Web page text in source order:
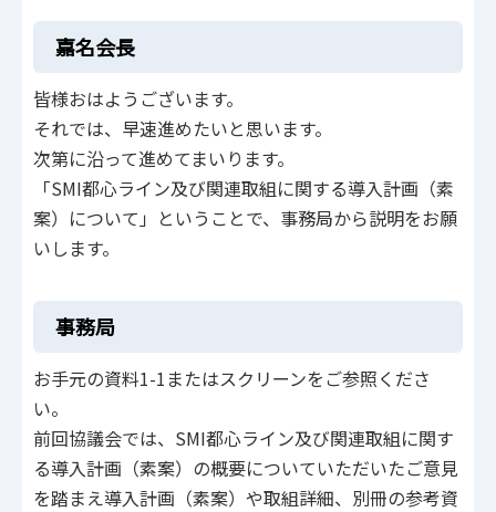
嘉名会長
皆様おはようございます。
それでは、早速進めたいと思います。
次第に沿って進めてまいります。
「SMI都心ライン及び関連取組に関する導入計画（素
案）について」ということで、事務局から説明をお願
いします。
事務局
お手元の資料1-1またはスクリーンをご参照くださ
い。
前回協議会では、SMI都心ライン及び関連取組に関す
る導入計画（素案）の概要についていただいたご意見
を踏まえ導入計画（素案）や取組詳細、別冊の参考資